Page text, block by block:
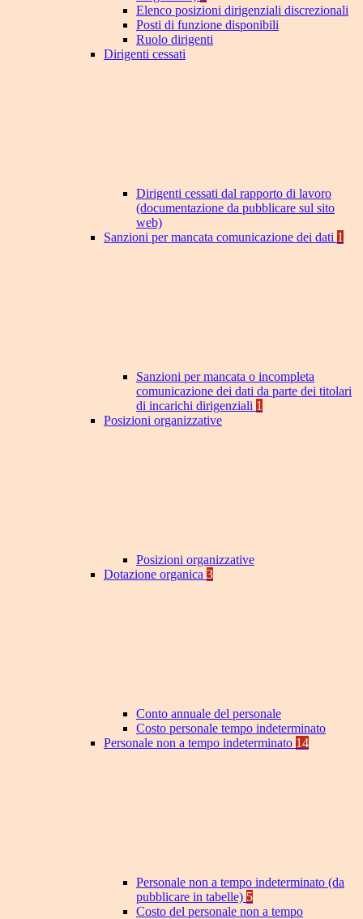
Elenco posizioni dirigenziali discrezionali
Posti di funzione disponibili
Ruolo dirigenti
Dirigenti cessati
Dirigenti cessati dal rapporto di lavoro
(documentazione da pubblicare sul sito
web)
Sanzioni per mancata comunicazione dei dati 1
Sanzioni per mancata o incompleta
comunicazione dei dati da parte dei titolari
di incarichi dirigenziali 1
Posizioni organizzative
Posizioni organizzative
Dotazione organica 3
Conto annuale del personale
Costo personale tempo indeterminato
Personale non a tempo indeterminato 14
Personale non a tempo indeterminato (da
pubblicare in tabelle) 5
Costo del personale non a tempo